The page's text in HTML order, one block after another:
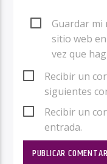
Guardar
sitio web
vez que
Recibir un
siguientes
Recibir un
entrada.